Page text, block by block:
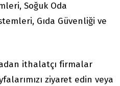
Soğuk Oda
Gıda Güvenliği ve
ithalatçı firmalar
ziyaret edin veya